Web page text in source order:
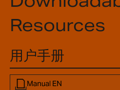
Resources
用户手册
Manual EN